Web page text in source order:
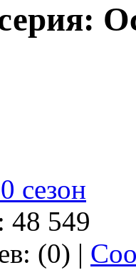
серия:
сезон
48 549
(0) |